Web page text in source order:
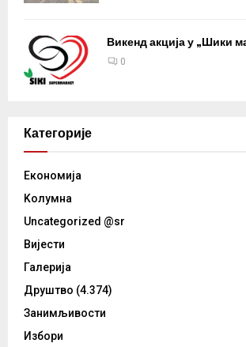
Викенд акција у „Шики
0
Категорије
Eкономија
Kолумнa
Uncategorized @sr
Вијести
Галерија
Друштво (4.374)
Занимљивости
Избори